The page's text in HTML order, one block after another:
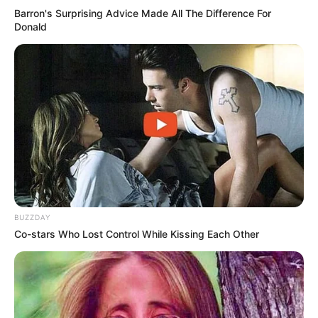
gleichzeitig gar sind.
4. Keine Deckelkontrolle!
Beim Dämpfen niemals zwischendurch
den Deckel heben – sonst fallen die
Klöße zusammen.
5. Aufbewahren und
Aufwärmen
Zum Aufwärmen einfach kurz im Dampf
erhitzen oder in der Mikrowelle
abgedeckt erwärmen.
Barron's Surprising Advice Made All The Difference For
Donald
BUZZDAY
Co-stars Who Lost Control While Kissing Each Other